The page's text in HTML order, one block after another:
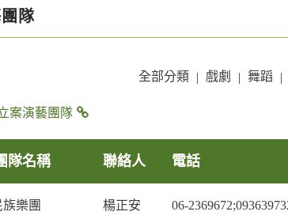
隊
全部分類 | 戲劇 | 舞蹈 |
案演藝團隊
隊名稱 聯絡人 電話
樂團 楊正安 06-